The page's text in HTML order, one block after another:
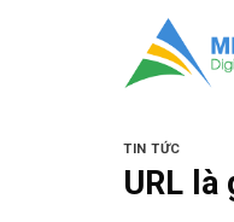
TIN TỨC
URL là